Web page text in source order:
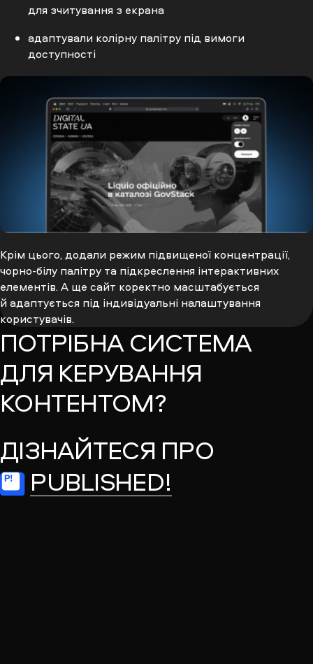
для зчитування з екрана
адаптували колірну палітру під вимоги
доступності
Крім цього, додали режим підвищеної концентрації,
чорно-білу палітру та підкреслення інтерактивних
елементів. А ще сайт коректно масштабується
й адаптується під індивідуальні налаштування
користувачів.
ПОТРІБНА СИСТЕМА
ДЛЯ КЕРУВАННЯ
КОНТЕНТОМ?
ДІЗНАЙТЕСЯ ПРО
PUBLISHED!